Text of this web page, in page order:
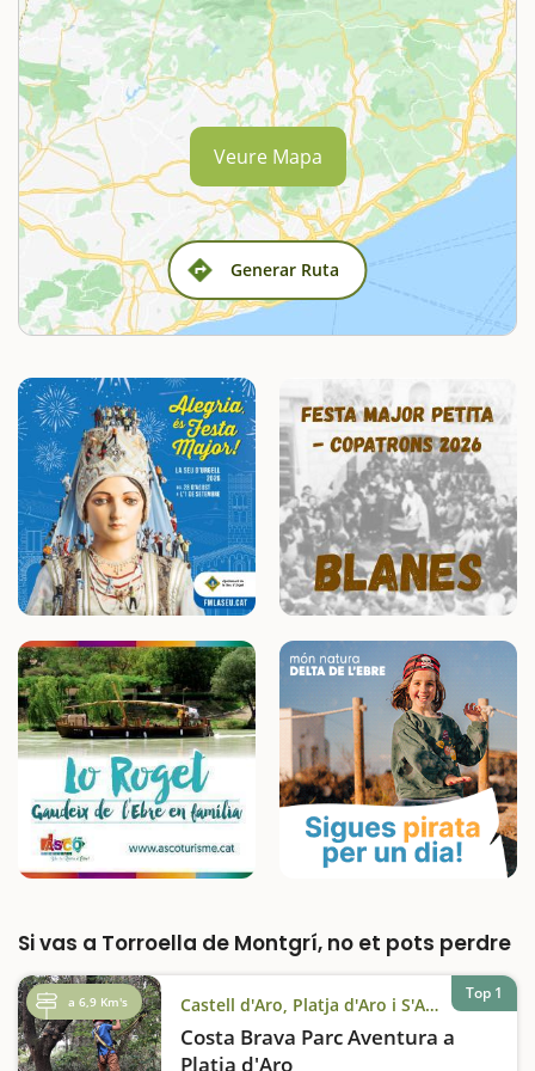
Generar Ruta
Veure Mapa
Si vas a Torroella de Montgrí, no et pots perdre
a 6,9 Km's Castell d'Aro, Platja d'Aro i S'Agaró
Costa Brava Parc Aventura a
Platja d'Aro
Top 1